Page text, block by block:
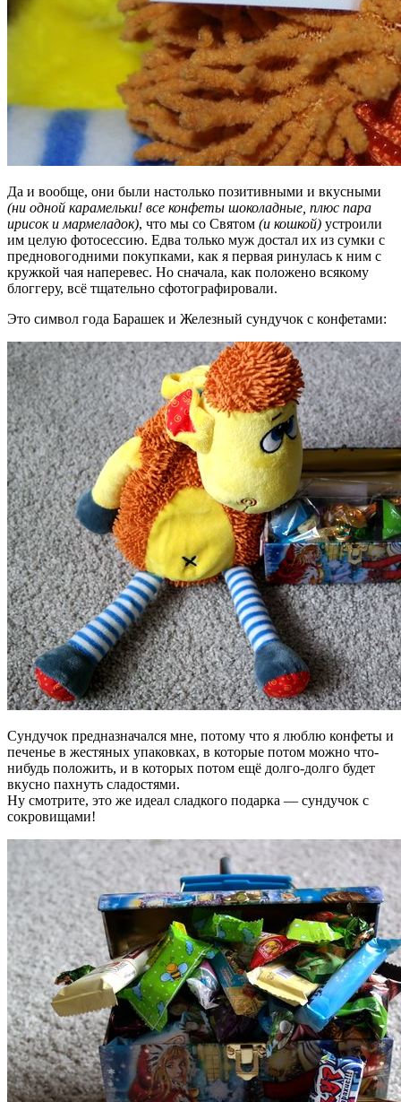
Да и вообще, они были настолько позитивными и вкусными
(ни одной карамельки! все конфеты шоколадные, плюс пара
ирисок и мармеладок), что мы со Святом (и кошкой) устроили
им целую фотосессию. Едва только муж достал их из сумки с
предновогодними покупками, как я первая ринулась к ним с
кружкой чая наперевес. Но сначала, как положено всякому
блоггеру, всё тщательно сфотографировали.
Это символ года Барашек и Железный сундучок с конфетами:
Сундучок предназначался мне, потому что я люблю конфеты и
печенье в жестяных упаковках, в которые потом можно что-
нибудь положить, и в которых потом ещё долго-долго будет
вкусно пахнуть сладостями.
Ну смотрите, это же идеал сладкого подарка — сундучок с
сокровищами!